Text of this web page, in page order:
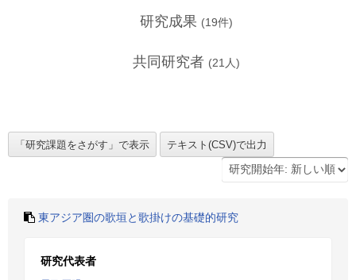
研究成果 (19件)
共同研究者 (21 人)
東アジア圏の歌垣と歌掛けの基礎的研究
研究代表者